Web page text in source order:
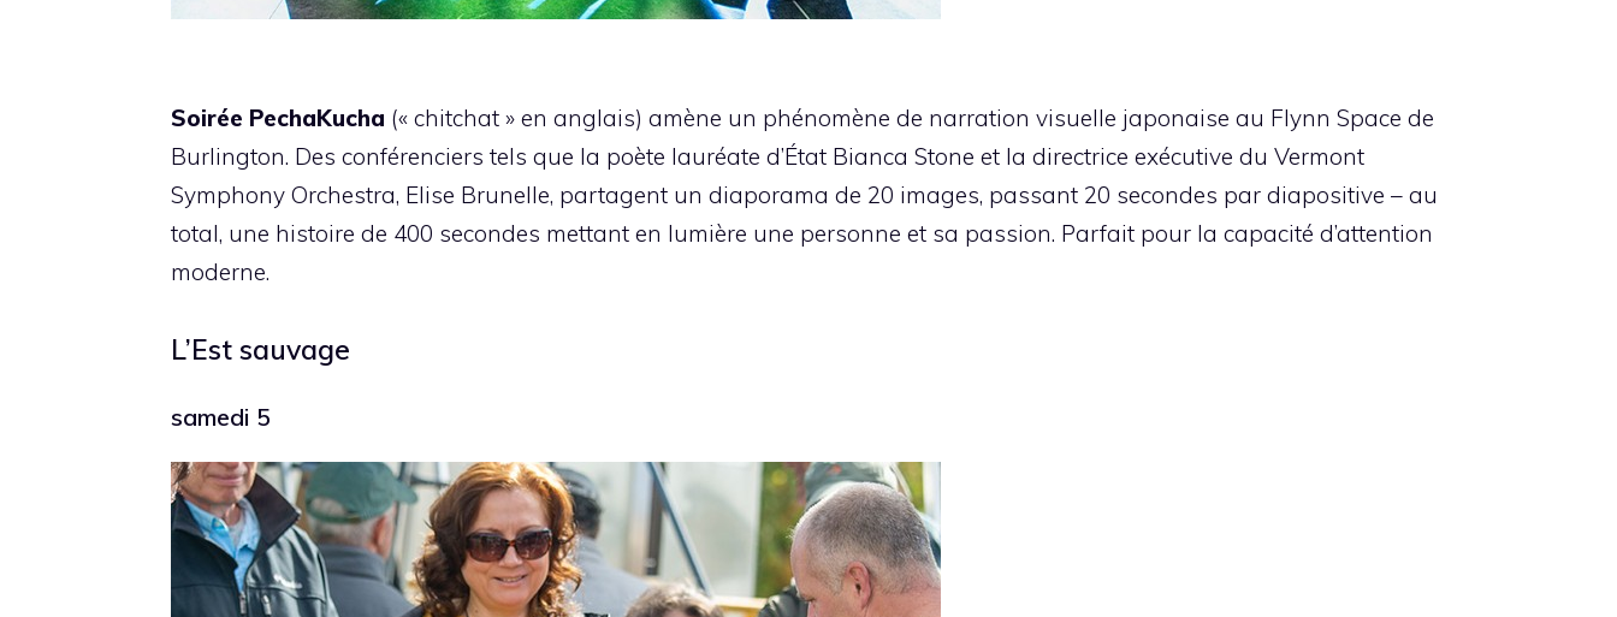
Soirée PechaKucha (« chitchat » en anglais) amène un phénomène de narration visuelle japonaise au Flynn Space de
Burlington. Des conférenciers tels que la poète lauréate d’État Bianca Stone et la directrice exécutive du Vermont
Symphony Orchestra, Elise Brunelle, partagent un diaporama de 20 images, passant 20 secondes par diapositive – au
total, une histoire de 400 secondes mettant en lumière une personne et sa passion. Parfait pour la capacité d’attention
moderne.
L’Est sauvage
samedi 5